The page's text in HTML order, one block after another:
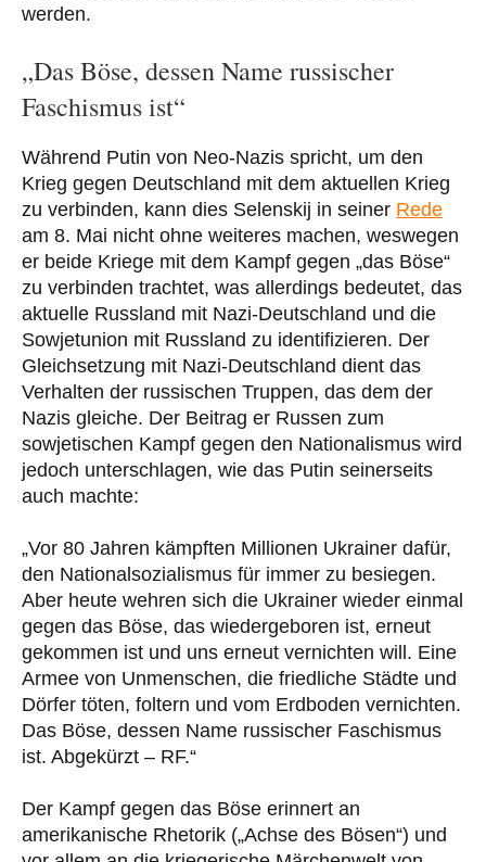
werden.
„Das Böse, dessen Name russischer
Faschismus ist“
Während Putin von Neo-Nazis spricht, um den
Krieg gegen Deutschland mit dem aktuellen Krieg
zu verbinden, kann dies Selenskij in seiner Rede
am 8. Mai nicht ohne weiteres machen, weswegen
er beide Kriege mit dem Kampf gegen „das Böse“
zu verbinden trachtet, was allerdings bedeutet, das
aktuelle Russland mit Nazi-Deutschland und die
Sowjetunion mit Russland zu identifizieren. Der
Gleichsetzung mit Nazi-Deutschland dient das
Verhalten der russischen Truppen, das dem der
Nazis gleiche. Der Beitrag er Russen zum
sowjetischen Kampf gegen den Nationalismus wird
jedoch unterschlagen, wie das Putin seinerseits
auch machte:
„Vor 80 Jahren kämpften Millionen Ukrainer dafür,
den Nationalsozialismus für immer zu besiegen.
Aber heute wehren sich die Ukrainer wieder einmal
gegen das Böse, das wiedergeboren ist, erneut
gekommen ist und uns erneut vernichten will. Eine
Armee von Unmenschen, die friedliche Städte und
Dörfer töten, foltern und vom Erdboden vernichten.
Das Böse, dessen Name russischer Faschismus
ist. Abgekürzt – RF.“
Der Kampf gegen das Böse erinnert an
amerikanische Rhetorik („Achse des Bösen“) und